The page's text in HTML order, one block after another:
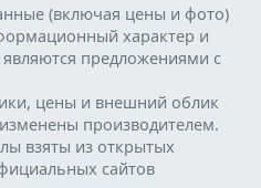
(включая цены и фото)
характер и
предложениями с
цены и внешний облик
производителем.
взяты из открытых
сайтов